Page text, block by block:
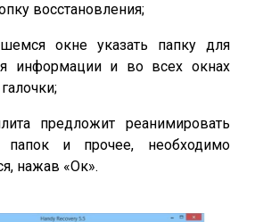
восстановления;
окне указать папку для
информации и во всех окнах
предложит реанимировать
папок и прочее, необходимо
нажав «Ок».